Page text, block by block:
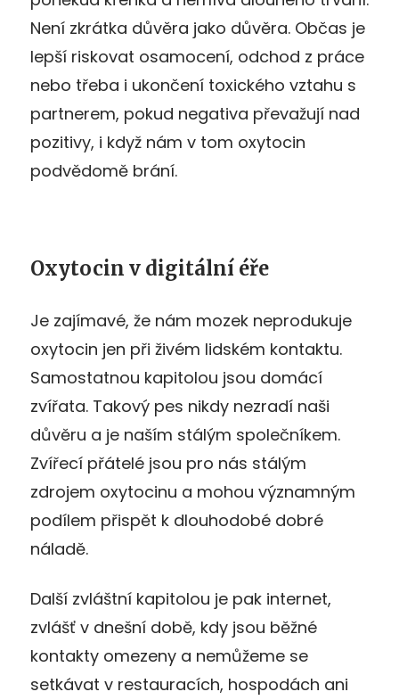
Není zkrátka důvěra jako důvěra. Občas je
lepší riskovat osamocení, odchod z práce
nebo třeba i ukončení toxického vztahu s
partnerem, pokud negativa převažují nad
pozitivy, i když nám v tom oxytocin
podvědomě brání.
Oxytocin v digitální éře
Je zajímavé, že nám mozek neprodukuje
oxytocin jen při živém lidském kontaktu.
Samostatnou kapitolou jsou domácí
zvířata. Takový pes nikdy nezradí naši
důvěru a je naším stálým společníkem.
Zvířecí přátelé jsou pro nás stálým
zdrojem oxytocinu a mohou významným
podílem přispět k dlouhodobé dobré
náladě.
Další zvláštní kapitolou je pak internet,
zvlášť v dnešní době, kdy jsou běžné
kontakty omezeny a nemůžeme se
setkávat v restauracích, hospodách ani